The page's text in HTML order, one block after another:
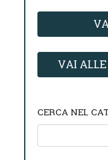
VAI
CERCA NEL